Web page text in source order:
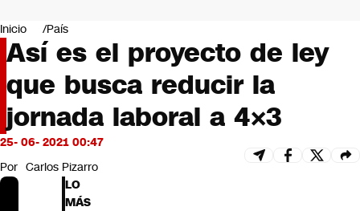
Negocios
Deportes
Programas completos
Cultura
Servicios
Bits
CNN tiempo
Futuro 360
Opinión
Inicio País
Así es el proyecto de ley
que busca reducir la
jornada laboral a 4×3
25- 06- 2021 00:47
Por Carlos Pizarro
LO
MÁS